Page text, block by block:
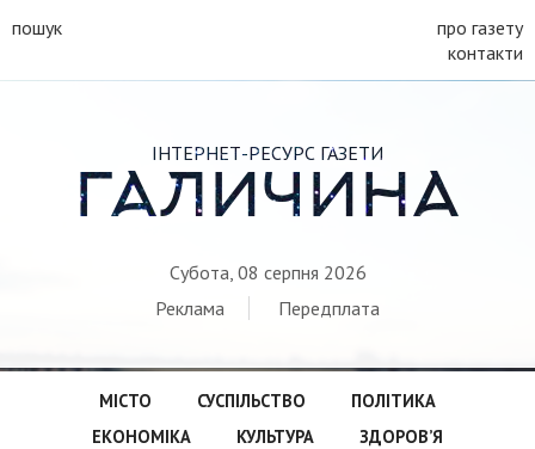
пошук
про газету
контакти
ІНТЕРНЕТ-РЕСУРС ГАЗЕТИ
ГАЛИЧИНА
Субота, 08 серпня 2026
Реклама
Передплата
МІСТО СУСПІЛЬСТВО
ПОЛІТИКА
ЕКОНОМІКА
КУЛЬТУРА
ЗДОРОВ’Я